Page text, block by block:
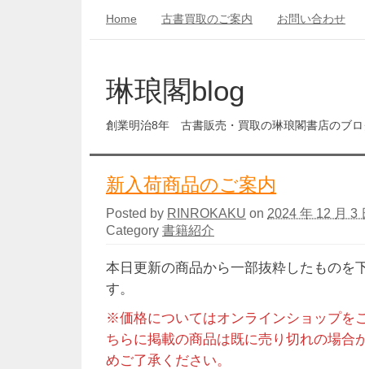
Home 古書買取のご案内 お問い合わせ
琳琅閣blog
創業明治8年 古書販売・買取の琳琅閣書店のブ
新入荷商品のご案内
Posted by RINROKAKU on 2024 年 12 月 3
Category 書籍紹介
本日更新の商品から一部抜粋したものを
す。
※価格についてはオンラインショップを
ちらに掲載の商品は既に売り切れの場合
めご了承ください。